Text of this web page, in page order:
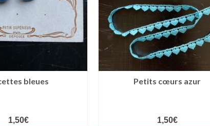
bleues
1,50€
Petits cœurs azur
1,50€